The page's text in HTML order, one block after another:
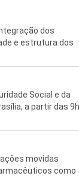
dos
e estrutura dos
Social e da
a partir das 9h.
movidas
como